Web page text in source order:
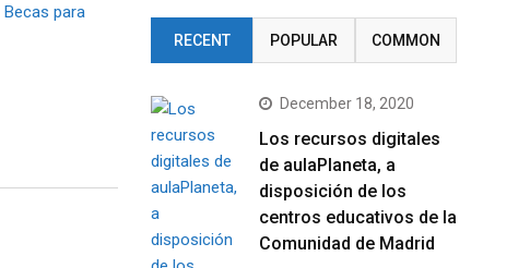
Becas para
RECENT POPULAR COMMON
December 18, 2020
Los recursos digitales
de aulaPlaneta, a
disposición de los
centros educativos de la
Comunidad de Madrid